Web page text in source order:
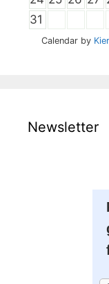
31
Calendar by
Newsletter